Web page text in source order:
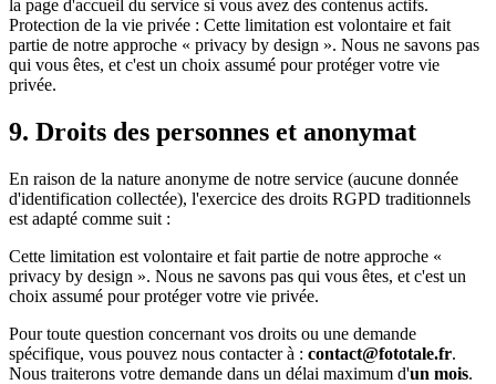
la page d'accueil du service si vous avez des contenus actifs.
Protection de la vie privée : Cette limitation est volontaire et fait
partie de notre approche « privacy by design ». Nous ne savons pas
qui vous êtes, et c'est un choix assumé pour protéger votre vie
privée.
9. Droits des personnes et anonymat
En raison de la nature anonyme de notre service (aucune donnée
d'identification collectée), l'exercice des droits RGPD traditionnels
est adapté comme suit :
Cette limitation est volontaire et fait partie de notre approche «
privacy by design ». Nous ne savons pas qui vous êtes, et c'est un
choix assumé pour protéger votre vie privée.
Pour toute question concernant vos droits ou une demande
spécifique, vous pouvez nous contacter à : contact@fototale.fr.
Nous traiterons votre demande dans un délai maximum d'un mois.